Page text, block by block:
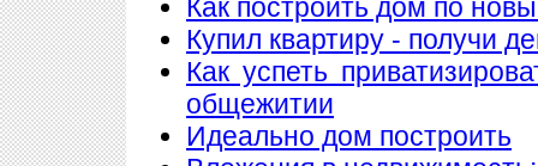
Как построить дом по
Купил квартиру - получи
Как успеть
общежитии
Идеально дом построить